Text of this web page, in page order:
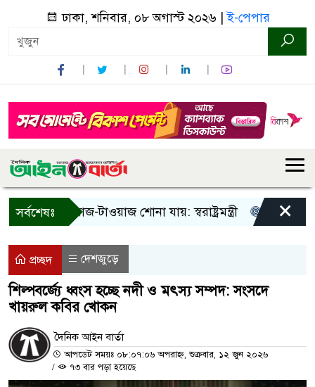
ঢাকা, শনিবার, ০৮ অগাস্ট ২০২৬ |ই-পেপার
সর্বশেষঃ
শুধু আওয়াজ-টাওয়াজ শোনা যায়: স্বরাষ্ট্রমন্ত্রী তিন দিনের
×
প্রচ্ছদ দেশজুড়ে
শিল্পবর্জ্যে ধ্বংস হচ্ছে নদী ও মৎস্য সম্পদ: সংসদে
খায়রুল কবির খোকন
দৈনিক আইন বার্তা
আপডেট সময়ঃ ০৮:০৭:০৬ অপরাহ্ন, শুক্রবার, ১২ জুন ২০২৬
/
৭৩ বার পড়া হয়েছে